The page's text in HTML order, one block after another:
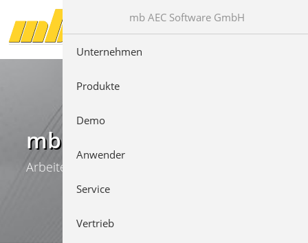
Direkt zur Hauptnavigation springen
Direkt zum Inhalt springen
mb WorkSuite
Arbeiten mit Komfort
mb AEC Software GmbH
Unternehmen
Produkte
Demo
Anwender
Service
Vertrieb